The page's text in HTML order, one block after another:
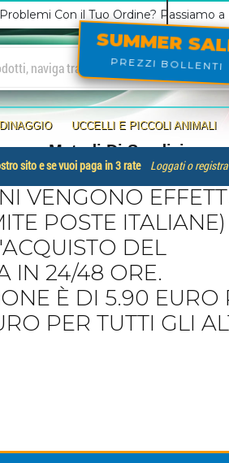
SUMMER
PREZZI BOLLENTI
Problemi Con il Tuo Ordine? Passiamo
UCCELLI E PICCOLI ANIMALI
sito e se vuoi paga in 3 rate Loggati o
Metodi Di Spedizione
VENGONO
POSTE ITALIANE)
DEL
IN 24/48 ORE.
È DI 5.90 EURO
PER TUTTI GLI